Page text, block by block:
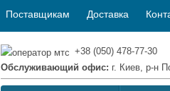
Поставщикам Доставка
+38 (050) 478-77-30
Обслуживающий офис: г. Киев, р-н